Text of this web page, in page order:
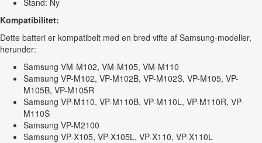
Kompatibilitet:
Dette batteri er kompatibelt med en bred vifte af Samsung-modeller,
herunder:
Samsung VM-M102, VM-M105, VM-M110
Samsung VP-M102, VP-M102B, VP-M102S, VP-M105, VP-
M105B, VP-M105R
Samsung VP-M110, VP-M110B, VP-M110L, VP-M110R, VP-
M110S
Samsung VP-M2100
Samsung VP-X105, VP-X105L, VP-X110, VP-X110L